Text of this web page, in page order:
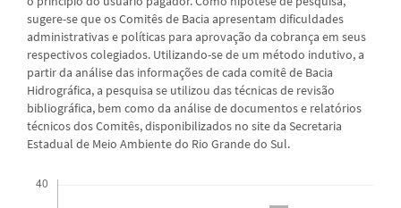
sugere-se que os Comitês de Bacia apresentam dificuldades
administrativas e políticas para aprovação da cobrança em seus
respectivos colegiados. Utilizando-se de um método indutivo, a
partir da análise das informações de cada comitê de Bacia
Hidrográfica, a pesquisa se utilizou das técnicas de revisão
bibliográfica, bem como da análise de documentos e relatórios
técnicos dos Comitês, disponibilizados no site da Secretaria
Estadual de Meio Ambiente do Rio Grande do Sul.